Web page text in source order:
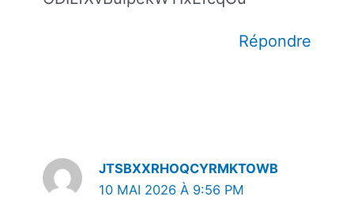
Répondre
JTSBXXRHOQCYRMKTOWB
10 MAI 2026 À 9:56 PM